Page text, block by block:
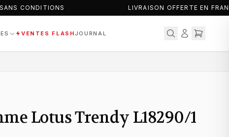
CONDITIONS LIVRAISON OFFERTE EN
VENTES FLASH JOURNAL
Lotus Trendy L18290/1